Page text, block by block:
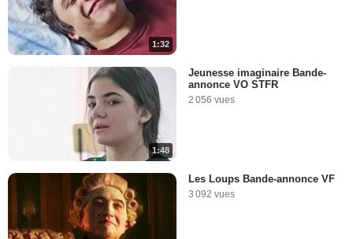
1:32
1:48
Jeunesse imaginaire Bande-
annonce VO STFR
2 056 vues
Les Loups Bande-annonce VF
3 092 vues